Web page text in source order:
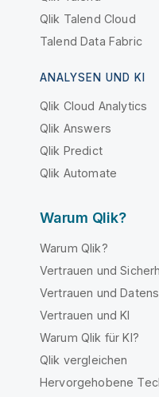
Qlik Talend Cloud
Talend Data Fabric
ANALYSEN UND KI
Qlik Cloud Analytics
Qlik Answers
Qlik Predict
Qlik Automate
Warum Qlik?
Warum Qlik?
Vertrauen und
Vertrauen und
Vertrauen und KI
Warum Qlik für KI?
Qlik vergleichen
Hervorgehobene